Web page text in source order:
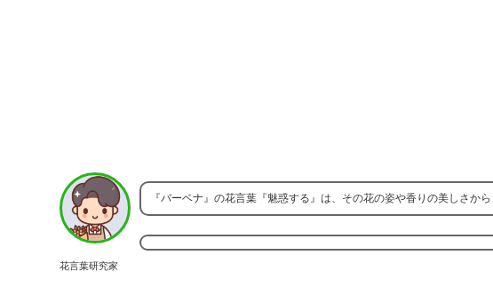
花言葉研究家
『バーベナ』の花言葉『魅惑する』は、その花の姿や香りの美しさか